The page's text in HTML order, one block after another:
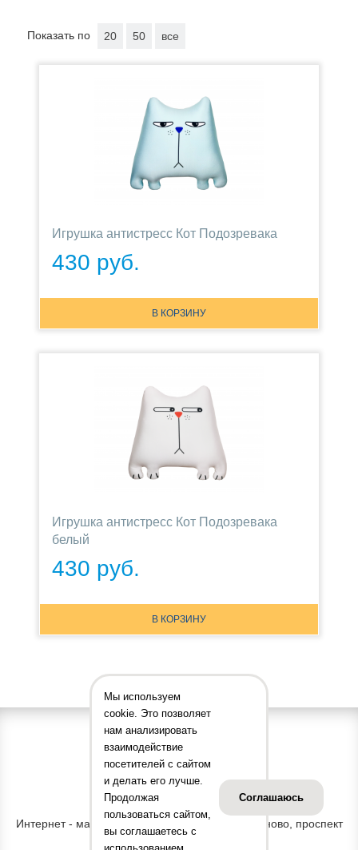
Показать по 20 50 все
Игрушка антистресс Кот Подозревака
430 руб.
В КОРЗИНУ
Игрушка антистресс Кот Подозревака
белый
430 руб.
В КОРЗИНУ
АДРЕС ОФИСА
Интернет - магазин "Принт Тойс" Россия, г. Иваново, проспект
Мы используем
cookie. Это позволяет
нам анализировать
взаимодействие
посетителей с сайтом
и делать его лучше.
Продолжая
пользоваться сайтом,
вы соглашаетесь с
Соглашаюсь